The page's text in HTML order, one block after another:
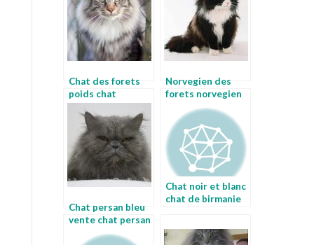
Chat des forets
poids chat
norvegien
Norvegien des
forets norvegien
des forets
Chat persan bleu
vente chat persan
Chat noir et blanc
chat de birmanie